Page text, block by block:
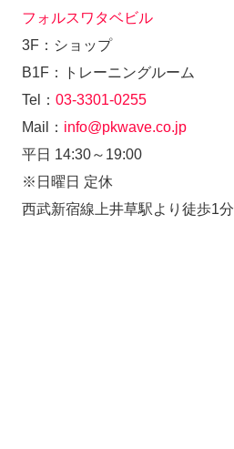
フォルスワタベビル
3F：ショップ
B1F：トレーニングルーム
Tel： 03-3301-0255
Mail： info@pkwave.co.jp
平日 14:30～19:00
※日曜日 定休
西武新宿線上井草駅より徒歩1分